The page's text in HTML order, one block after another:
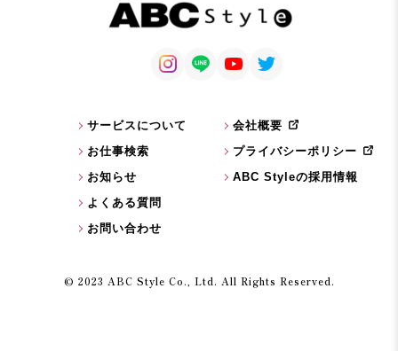
サービスについて
お仕事検索
お知らせ
よくある質問
お問い合わせ
会社概要
プライバシーポリシー
ABC Styleの採用情報
© 2023 ABC Style Co., Ltd. All Rights Reserved.